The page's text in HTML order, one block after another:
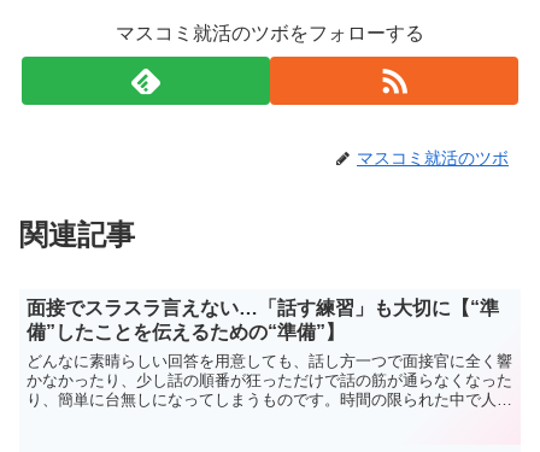
マスコミ就活のツボをフォローする
マスコミ就活のツボ
関連記事
面接でスラスラ言えない…「話す練習」も大切に【“準
備”したことを伝えるための“準備”】
どんなに素晴らしい回答を用意しても、話し方一つで面接官に全く響
かなかったり、少し話の順番が狂っただけで話の筋が通らなくなった
り、簡単に台無しになってしまうものです。時間の限られた中で人よ